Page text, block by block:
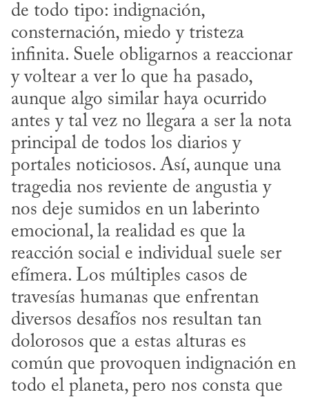
de todo tipo: indignación,
consternación, miedo y tristeza
infinita. Suele obligarnos a reaccionar
y voltear a ver lo que ha pasado,
aunque algo similar haya ocurrido
antes y tal vez no llegara a ser la nota
principal de todos los diarios y
portales noticiosos. Así, aunque una
tragedia nos reviente de angustia y
nos deje sumidos en un laberinto
emocional, la realidad es que la
reacción social e individual suele ser
efímera. Los múltiples casos de
travesías humanas que enfrentan
diversos desafíos nos resultan tan
dolorosos que a estas alturas es
común que provoquen indignación en
todo el planeta, pero nos consta que